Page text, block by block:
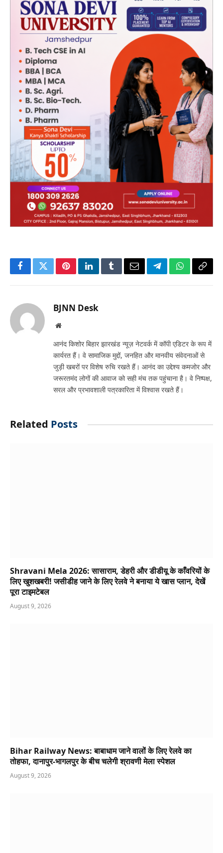
FacebookTwitterPinterestLinkedInTumblrEmailTelegramWhatsApp
Copy
BJNN Desk
Website
आनंद किशोर बिहार झारखंड न्यूज़ नेटवर्क में कॉपी एडिटर के रूप में
कार्यरत हैं। वे सामाजिक मुद्दों, जनहित और मानवीय संवेदनाओं से
जुड़ी खबरों पर विशेष रुचि रखते हैं। आनंद का उद्देश्य कमजोर और
जरूरतमंद लोगों की आवाज को सही मंच तक पहुंचाना है। वे निष्पक्ष,
सरल और प्रभावशाली पत्रकारिता में विश्वास रखते हैं।
Related Posts
Shravani Mela 2026: सासाराम, डेहरी और डीडीयू के काँवरियों के
लिए खुशखबरी! जसीडीह जाने के लिए रेलवे ने बनाया ये खास प्लान, देखें
पूरा टाइमटेबल
August 9, 2026
Bihar Railway News: बाबाधाम जाने वालों के लिए रेलवे का
तोहफा, दानापुर-भागलपुर के बीच चलेगी श्रावणी मेला स्पेशल
August 9, 2026